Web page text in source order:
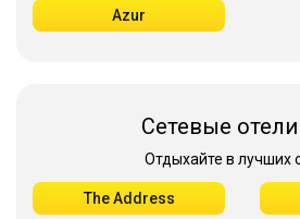
Azur
Сетевые
Отдыхайте в лучших
The Address